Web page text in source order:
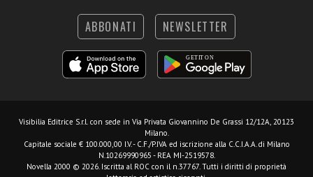
ABBONATI NEWSLETTER
Visibilia Editrice S.r.l. con sede in Via Privata Giovannino De Grassi 12/12A, 20123
Milano.
Capitale sociale € 100.000,00 I.V. - C.F./P.IVA ed iscrizione alla C.C.I.A.A. di Milano
N.10269990965 - REA MI-2519578.
Novella 2000 © 2026. Iscritta al ROC con il n.37767. Tutti i diritti di proprietà